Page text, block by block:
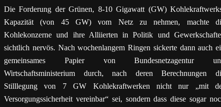
Die Forderung der Grünen, 8-10 Gigawatt (GW)
Kapazität (von 45 GW) vom Netz zu nehmen, machte
Kohlekonzerne und ihre Alliierten in Politik und
sichtlich nervös. Nach wochenlangem Ringen sickerte dann auch
gemeinsames Papier von Bundesnetzagentur
Wirtschaftsministerium durch, nach deren Berechnungen
Stilllegung von 7 GW Kohlekraftwerken nicht nur „mit
Versorgungssicherheit vereinbar“ sei, sondern dass diese sogar